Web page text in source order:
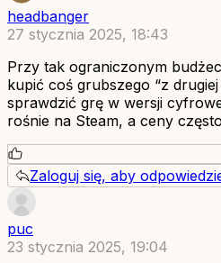
headbanger
27 stycznia 2025, 18:43
Przy tak ograniczonym
kupić coś grubszego “z
sprawdzić grę w wersji
rośnie na Steam, a ceny
Zaloguj się, aby
puc
23 stycznia 2025, 19:04